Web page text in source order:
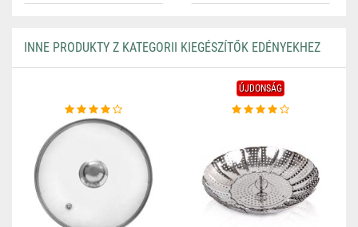
INNE PRODUKTY Z KATEGORII KIEGÉSZÍTŐK EDÉNYEKHEZ
ÚJDONSÁG